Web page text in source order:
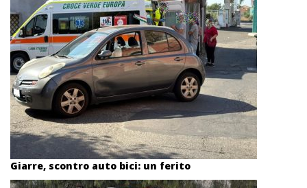
Giarre, scontro auto bici: un ferito